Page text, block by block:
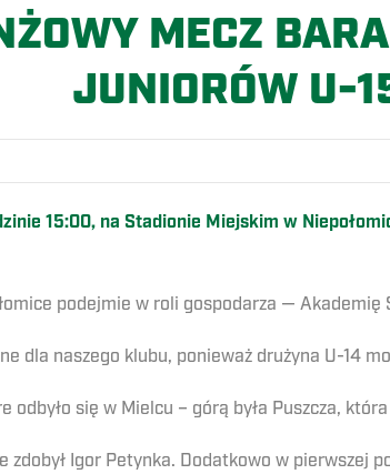
MECZ
JUNIORÓW U-
15:00, na Stadionie Miejskim w
podejmie w roli gospodarza — Akademię
dla naszego klubu, ponieważ drużyna U-14
się w Mielcu – górą była Puszcza, która
Igor Petynka. Dodatkowo w pierwszej